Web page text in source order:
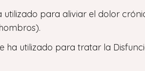
utilizado para aliviar el dolor
ha utilizado para tratar la